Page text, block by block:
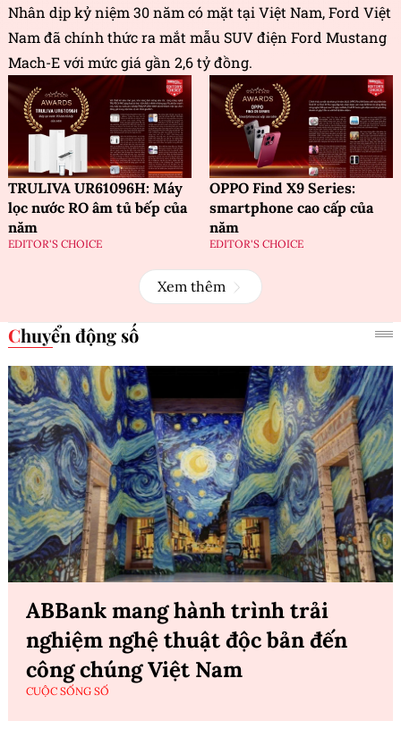
Nhân dịp kỷ niệm 30 năm có mặt tại Việt Nam, Ford Việt
Nam đã chính thức ra mắt mẫu SUV điện Ford Mustang
Mach-E với mức giá gần 2,6 tỷ đồng.
TRULIVA UR61096H: Máy
lọc nước RO âm tủ bếp của
năm
EDITOR'S CHOICE
OPPO Find X9 Series:
smartphone cao cấp của
năm
EDITOR'S CHOICE
Xem thêm
Chuyển động số
ABBank mang hành trình trải
nghiệm nghệ thuật độc bản đến
công chúng Việt Nam
CUỘC SỐNG SỐ